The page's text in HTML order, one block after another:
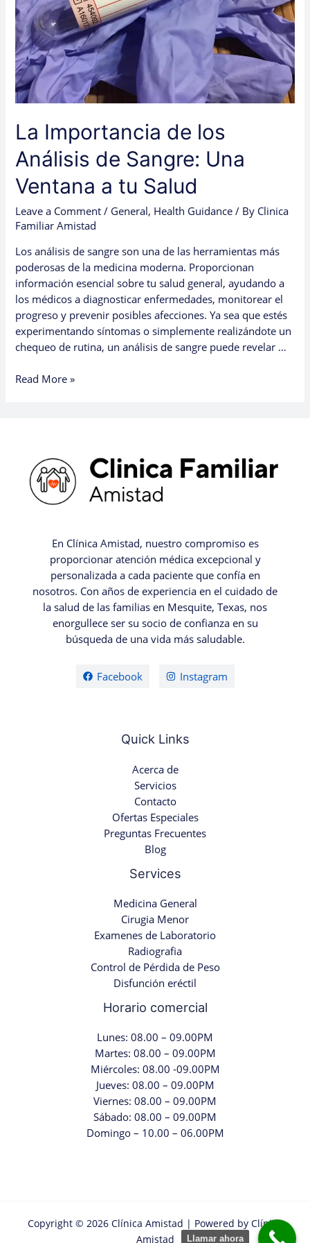
La Importancia de los
Análisis de Sangre: Una
Ventana a tu Salud
Leave a Comment / General, Health Guidance / By Clinica
Familiar Amistad
Los análisis de sangre son una de las herramientas más
poderosas de la medicina moderna. Proporcionan
información esencial sobre tu salud general, ayudando a
los médicos a diagnosticar enfermedades, monitorear el
progreso y prevenir posibles afecciones. Ya sea que estés
experimentando síntomas o simplemente realizándote un
chequeo de rutina, un análisis de sangre puede revelar …
Una
Ventana
a
tu
Salud
Read More »
En Clínica Amistad, nuestro compromiso es
proporcionar atención médica excepcional y
personalizada a cada paciente que confía en
nosotros. Con años de experiencia en el cuidado de
la salud de las familias en Mesquite, Texas, nos
enorgullece ser su socio de confianza en su
búsqueda de una vida más saludable.
Facebook Instagram
Quick Links
Acerca de
Servicios
Contacto
Ofertas Especiales
Preguntas Frecuentes
Blog
Services
Medicina General
Cirugia Menor
Examenes de Laboratorio
Radiografia
Control de Pérdida de Peso
Disfunción eréctil
Horario comercial
Lunes: 08.00 – 09.00PM
Martes: 08.00 – 09.00PM
Miércoles: 08.00 -09.00PM
Jueves: 08.00 – 09.00PM
Viernes: 08.00 – 09.00PM
Sábado: 08.00 – 09.00PM
Domingo – 10.00 – 06.00PM
Copyright © 2026 Clínica Amistad | Powered by Clínica
Amistad
Llamar ahora